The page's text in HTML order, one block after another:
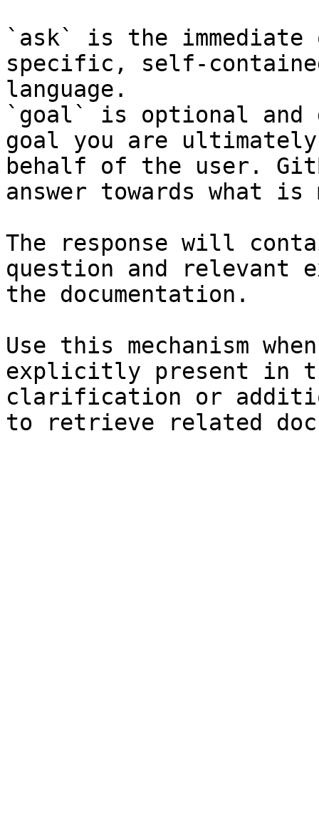
`ask` is the
specific, self-
language.
`goal` is optional and
goal you are
behalf of the user.
answer towards what
The response will
question and relevant
the documentation.
Use this mechanism
explicitly present in
clarification or